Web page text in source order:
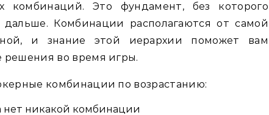
комбинаций. Это фундамент, без которого
дальше. Комбинации располагаются от самой
и знание этой иерархии поможет вам
во время игры.
комбинации по возрастанию:
нет никакой комбинации